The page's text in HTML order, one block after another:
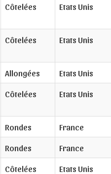
Côtelées Etats Unis
Côtelées Etats Unis
Allongées
Etats Unis
Côtelées Etats Unis
Rondes
France
Rondes
France
Côtelées Etats Unis